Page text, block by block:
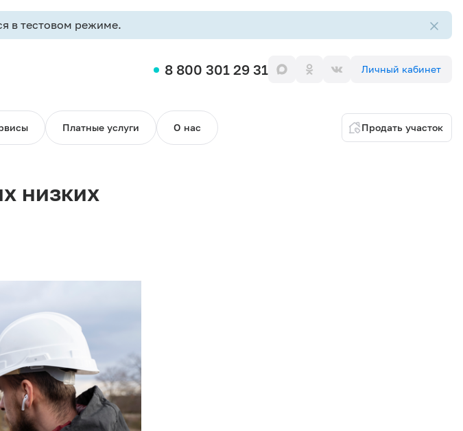
в тестовом режиме.
8 800 301 29 31 Личный кабинет
Платные услуги О нас Продать участок
низких